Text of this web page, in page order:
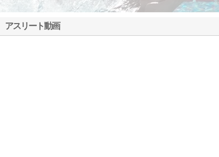
アスリート動画